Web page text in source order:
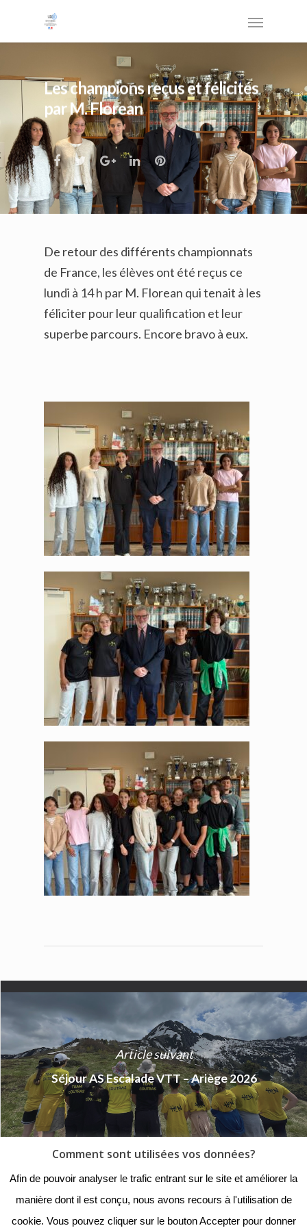
Les champions reçus et félicités
par M. Florean
De retour des différents championnats
de France, les élèves ont été reçus ce
lundi à 14 h par M. Florean qui tenait à les
féliciter pour leur qualification et leur
superbe parcours. Encore bravo à eux.
Article suivant
Séjour AS Escalade VTT – Ariège 2026
© 2018 - Collège Henri de
Navarre |Mentions légales|
Organigramme|Nous
Comment sont utilisées vos données?
Afin de pouvoir analyser le trafic entrant sur le site et améliorer la
manière dont il est conçu, nous avons recours à l'utilisation de
cookie. Vous pouvez cliquer sur le bouton Accepter pour donner